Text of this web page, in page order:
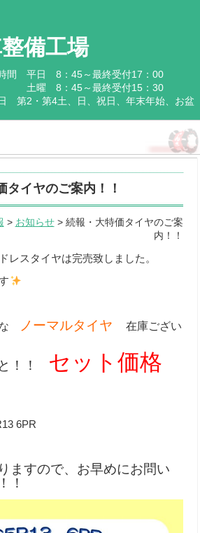
備工場
間 平日 8：45～最終受付17：00
8：45～最終受付15：30
第2・第4土、日、祝日、年末年始、お盆
タイヤのご案内！！
> お知らせ> 続報・大特価タイヤのご案
内！！
レスタイヤは完売致しました。
な ノーマルタイヤ在庫ござい
！！ セット価格
6PR
ますので、お早めにお問い
！